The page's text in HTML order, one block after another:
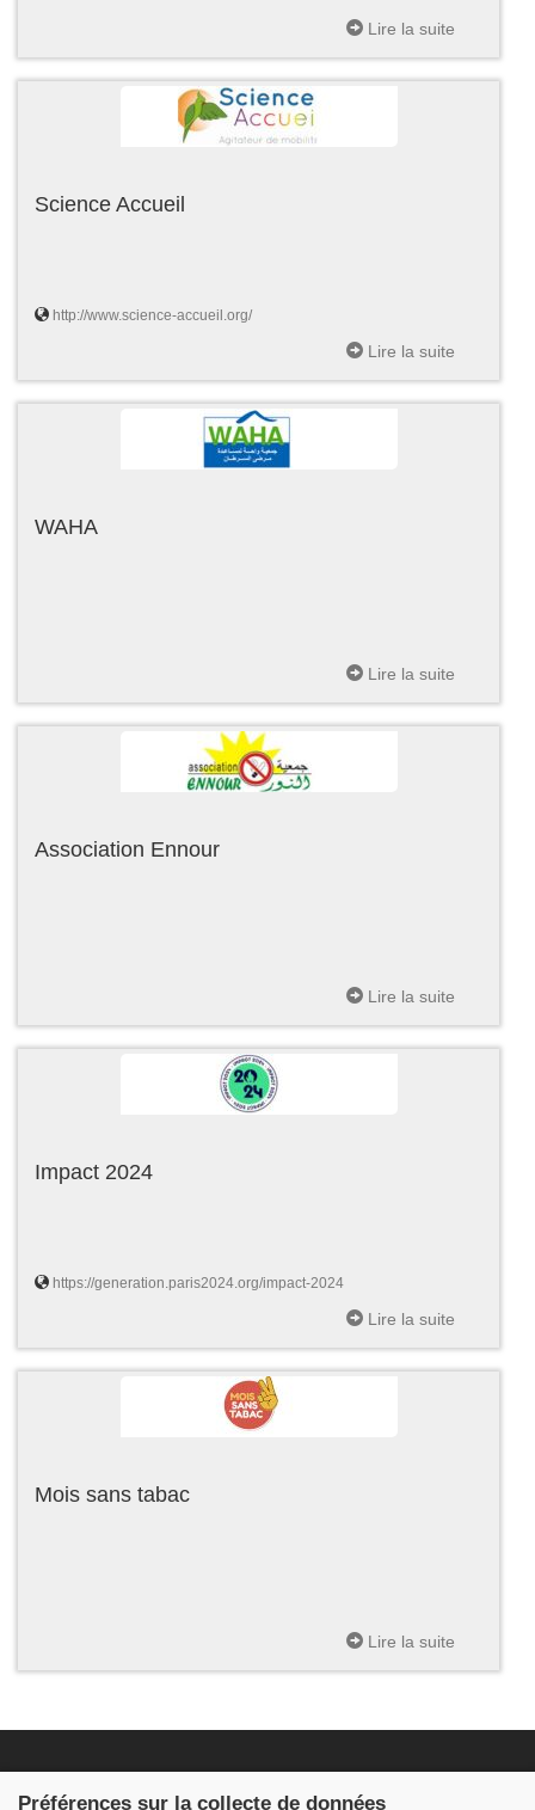
Lire la suite
Science Accueil
http://www.science-accueil.org/
Lire la suite
WAHA
Lire la suite
Association Ennour
Lire la suite
Impact 2024
https://generation.paris2024.org/impact-2024
Lire la suite
Mois sans tabac
Lire la suite
Préférences sur la collecte de données